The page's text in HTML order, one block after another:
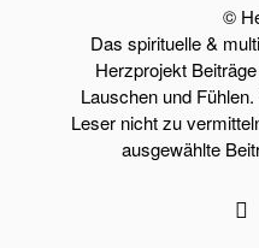
©
Das spirituelle &
Herzprojekt
Lauschen und
Leser nicht zu
ausgewählte